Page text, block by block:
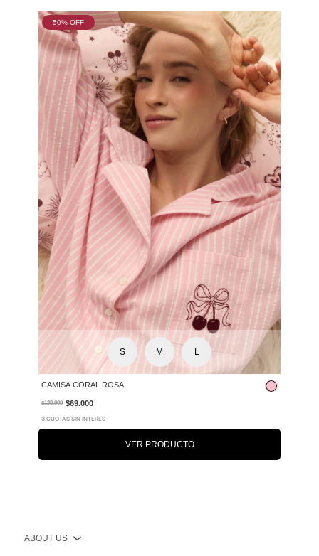
50% OFF
S M L
CAMISA CORAL ROSA
$138.000 $69.000
3 CUOTAS SIN INTERES
VER PRODUCTO
ABOUT US